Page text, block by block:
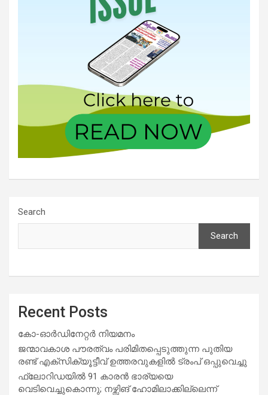
Search
Search
Recent Posts
കോ-ഓർഡിനേറ്റർ നിയമനം
ജന്മാവകാശ പൗരത്വം പരിമിതപ്പെടുത്തുന്ന പുതിയ
രണ്ട് എക്സിക്യൂട്ടീവ് ഉത്തരവുകളിൽ ട്രംപ് ഒപ്പുവെച്ചു
ഫ്ലോറിഡയിൽ 91 കാരൻ ഭാര്യയെ
വെടിവെച്ചുകൊന്നു; നഴ്സിങ് ഹോമിലാക്കില്ലെന്ന്